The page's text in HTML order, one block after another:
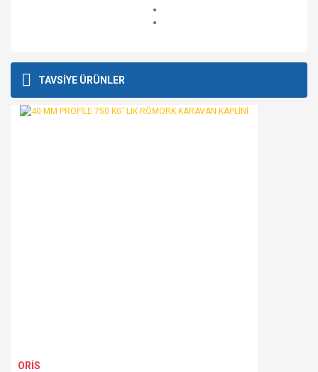
Bu ürüne ilk yorumu siz yapın!
kullanarak tarafımıza iletebilirsiniz.
Görüş ve önerileriniz için teşekkür ederiz.
TAVSİYE ÜRÜNLER
ORİS